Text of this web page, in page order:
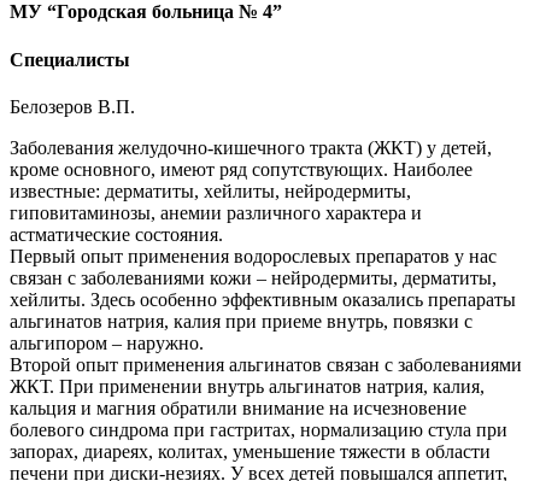
МУ “Городская больница № 4”
Специалисты
Белозеров В.П.
Заболевания желудочно-кишечного тракта (ЖКТ) у детей,
кроме основного, имеют ряд сопутствующих. Наиболее
известные: дерматиты, хейлиты, нейродермиты,
гиповитаминозы, анемии различного характера и
астматические состояния.
Первый опыт применения водорослевых препаратов у нас
связан с заболеваниями кожи – нейродермиты, дерматиты,
хейлиты. Здесь особенно эффективным оказались препараты
альгинатов натрия, калия при приеме внутрь, повязки с
альгипором – наружно.
Второй опыт применения альгинатов связан с заболеваниями
ЖКТ. При применении внутрь альгинатов натрия, калия,
кальция и магния обратили внимание на исчезновение
болевого синдрома при гастритах, нормализацию стула при
запорах, диареях, колитах, уменьшение тяжести в области
печени при диски-незиях. У всех детей повышался аппетит,